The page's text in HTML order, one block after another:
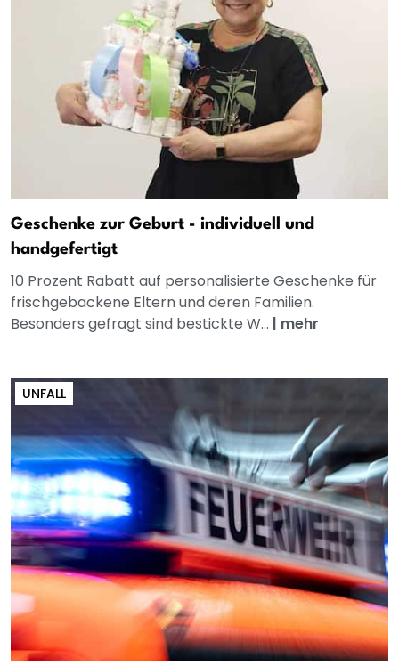
Geschenke zur Geburt - individuell und
handgefertigt
10 Prozent Rabatt auf personalisierte Geschenke für
frischgebackene Eltern und deren Familien.
Besonders gefragt sind bestickte W... | mehr
UNFALL